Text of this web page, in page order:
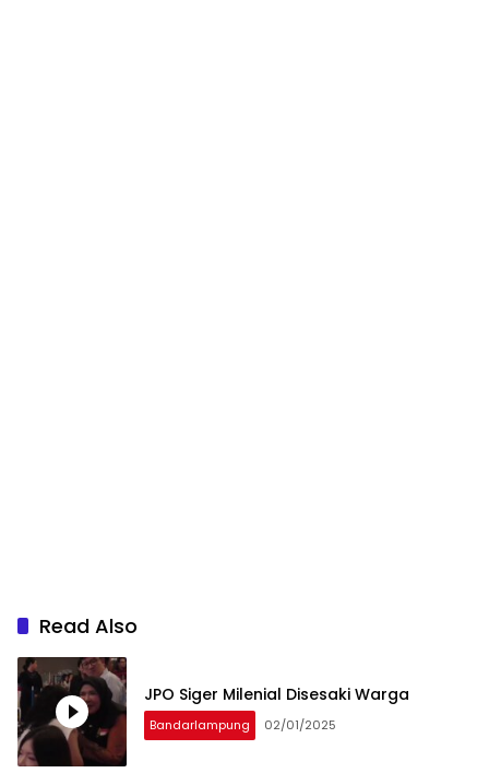
Read Also
JPO Siger Milenial Disesaki Warga
Bandarlampung 02/01/2025